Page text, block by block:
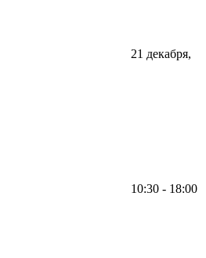
21 декабря,
10:30 - 18:00